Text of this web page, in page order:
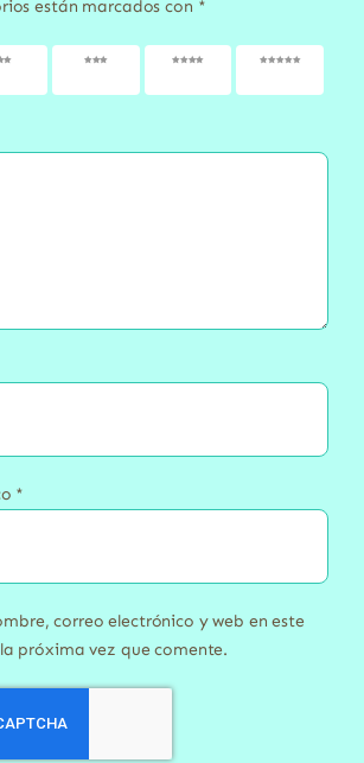
están marcados con *
5
3 de 5
4 de 5
5 de 5
*
correo electrónico y web en este
próxima vez que comente.